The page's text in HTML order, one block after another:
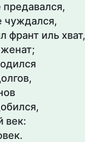
чуждался,
франт иль хват,
век: